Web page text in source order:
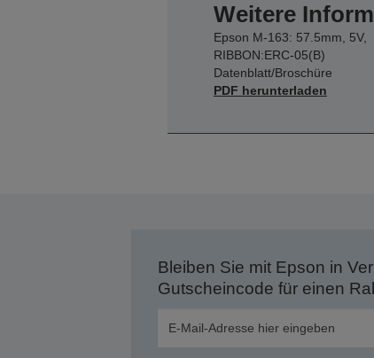
Weitere
Epson M-163: 57.5mm, 5V,
RIBBON:ERC-05(B)
Datenblatt/Broschüre
PDF herunterladen
Bleiben Sie mit Epson in
Gutscheincode für einen